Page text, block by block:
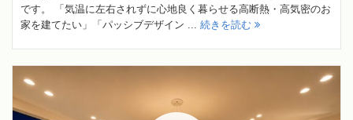
です。 「気温に左右されずに心地良く暮らせる高断熱・高気密のお
家を建てたい」「パッシブデザイン ... 続きを読む